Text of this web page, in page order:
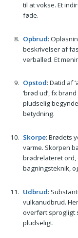
til at vokse. Et
føde.
Opbrud:
beskrivelser af
verballed. Et
Opstod: Datid af
‘brød ud’, fx
pludselig
betydning.
Skorpe: Brødets
varme. Skorpen
brødrelateret ord,
bagningsteknik,
Udbrud:
vulkanudbrud. Her
overført sprogligt
pludseligt.